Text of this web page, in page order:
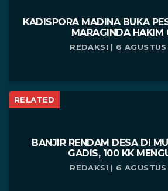
KADISPORA MADINA BUKA
MARAGINDA HAKIM
REDAKSI | 6
RELATED
BANJIR RENDAM DESA DI
GADIS, 100 KK
REDAKSI | 6